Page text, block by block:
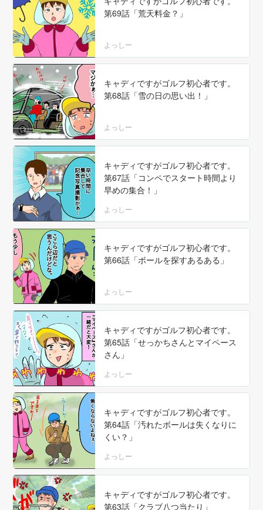
第69話「荒天料金？」
よっしー
キャディですがゴルフ初心者です。
第68話「雪の日の思い出！」
よっしー
キャディですがゴルフ初心者です。
第67話「コンペでスタート時間より
早めの集合！」
よっしー
キャディですがゴルフ初心者です。
第66話「ボールを探すあるある」
よっしー
キャディですがゴルフ初心者です。
第65話「せっかちさんとマイペース
さん」
よっしー
キャディですがゴルフ初心者です。
第64話「汚れたボールは失くなりに
くい？」
よっしー
キャディですがゴルフ初心者です。
第63話「クラブ八つ当たり」